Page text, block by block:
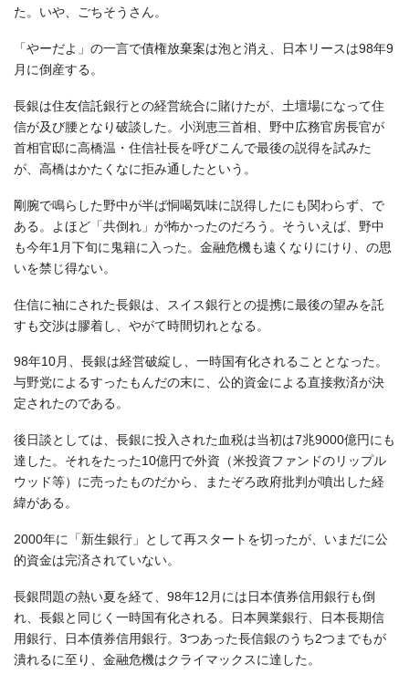
た。いや、ごちそうさん。
「やーだよ」の一言で債権放棄案は泡と消え、日本リースは98年9
月に倒産する。
長銀は住友信託銀行との経営統合に賭けたが、土壇場になって住
信が及び腰となり破談した。小渕恵三首相、野中広務官房長官が
首相官邸に高橋温・住信社長を呼びこんで最後の説得を試みた
が、高橋はかたくなに拒み通したという。
剛腕で鳴らした野中が半ば恫喝気味に説得したにも関わらず、で
ある。よほど「共倒れ」が怖かったのだろう。そういえば、野中
も今年1月下旬に鬼籍に入った。金融危機も遠くなりにけり、の思
いを禁じ得ない。
住信に袖にされた長銀は、スイス銀行との提携に最後の望みを託
すも交渉は膠着し、やがて時間切れとなる。
98年10月、長銀は経営破綻し、一時国有化されることとなった。
与野党によるすったもんだの末に、公的資金による直接救済が決
定されたのである。
後日談としては、長銀に投入された血税は当初は7兆9000億円にも
達した。それをたった10億円で外資（米投資ファンドのリップル
ウッド等）に売ったものだから、またぞろ政府批判が噴出した経
緯がある。
2000年に「新生銀行」として再スタートを切ったが、いまだに公
的資金は完済されていない。
長銀問題の熱い夏を経て、98年12月には日本債券信用銀行も倒
れ、長銀と同じく一時国有化される。日本興業銀行、日本長期信
用銀行、日本債券信用銀行。3つあった長信銀のうち2つまでもが
潰れるに至り、金融危機はクライマックスに達した。